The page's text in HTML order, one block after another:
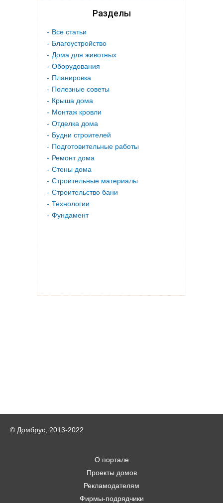
Разделы
Все статьи
Благоустройство
Дома для животных
Оборудования
Планировка
Полезные советы
Крыша дома
Монтаж кровли
Отделка дома
Будни строителей
Подготовительные работы
Ремонт дома
Стены дома
Строительные материалы
Строительство бани
Технологии
Фундамент
© Домбрус, 2013-2022
О портале
Проекты домов
Рекламодателям
Фирмы-подрядчики